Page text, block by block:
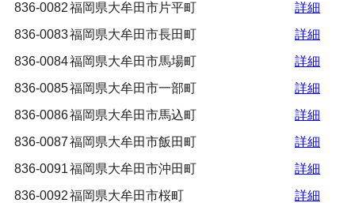
836-0082福岡県大牟田市片平町
詳細
836-0083福岡県大牟田市長田町
詳細
836-0084福岡県大牟田市馬場町
詳細
836-0085福岡県大牟田市一部町
詳細
836-0086福岡県大牟田市馬込町
詳細
836-0087福岡県大牟田市飯田町
詳細
836-0091福岡県大牟田市沖田町
詳細
836-0092福岡県大牟田市桜町
詳細